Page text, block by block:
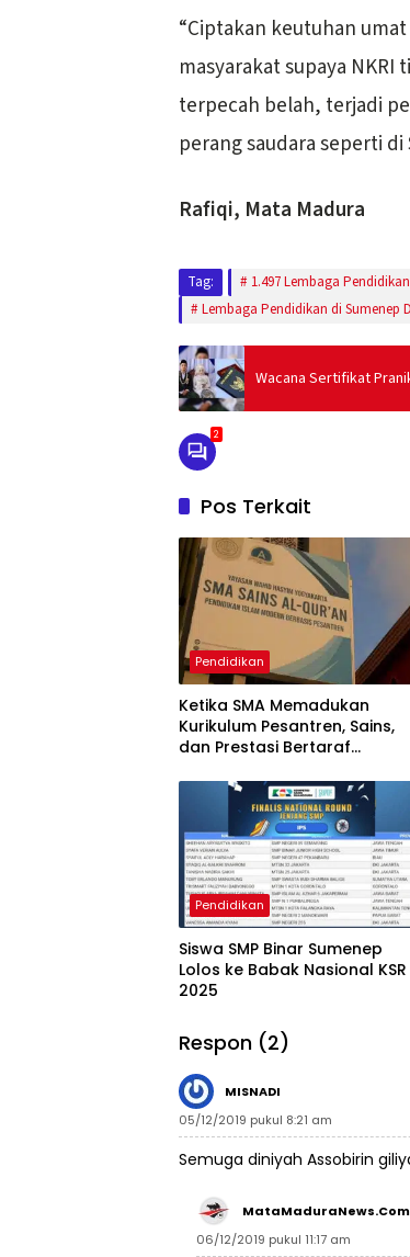
“Ciptakan keutuhan
masyarakat supaya
terpecah belah, terjadi
perang saudara seperti
Rafiqi, Mata Madura
Tag: 1.497 Lembaga
Lembaga Pendidikan di Sumenep
Wacana Sertifikat
2
Pos Terkait
Pendidikan
Ketika SMA Memadukan
Kurikulum Pesantren, Sains,
dan Prestasi Bertaraf
Pendidikan
Siswa SMP Binar Sumenep
Lolos ke Babak Nasional KSR
2025
Respon (2)
MISNADI
05/12/2019 pukul 8:21 am
Semuga diniyah Assobirin
MataMaduraNews.com
06/12/2019 pukul 11:17 am